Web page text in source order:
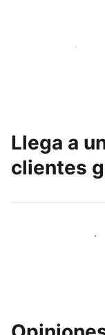
Empieza hoy
Llega a
clientes
Llega a